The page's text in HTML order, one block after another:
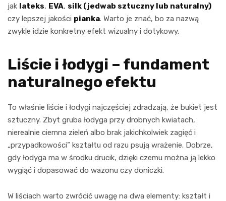
jak lateks, EVA, silk (jedwab sztuczny lub naturalny)
czy lepszej jakości pianka. Warto je znać, bo za nazwą
zwykle idzie konkretny efekt wizualny i dotykowy.
Liście i łodygi – fundament
naturalnego efektu
To właśnie liście i łodygi najczęściej zdradzają, że bukiet jest
sztuczny. Zbyt gruba łodyga przy drobnych kwiatach,
nierealnie ciemna zieleń albo brak jakichkolwiek zagięć i
„przypadkowości” kształtu od razu psują wrażenie. Dobrze,
gdy łodyga ma w środku drucik, dzięki czemu można ją lekko
wygiąć i dopasować do wazonu czy doniczki.
W liściach warto zwrócić uwagę na dwa elementy: kształt i